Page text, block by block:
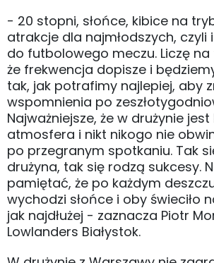
- 20 stopni, słońce, kibice na
atrakcje dla najmłodszych, czyli
do futbolowego meczu. Liczę na
że frekwencja dopisze i
tak, jak potrafimy najlepiej, aby
wspomnienia po
Najważniejsze, że w drużynie
atmosfera i nikt nikogo nie
po przegranym spotkaniu. Tak
drużyna, tak się rodzą sukcesy.
pamiętać, że po każdym
wychodzi słońce i oby świeciło
jak najdłużej - zaznacza Piotr
Lowlanders Białystok.